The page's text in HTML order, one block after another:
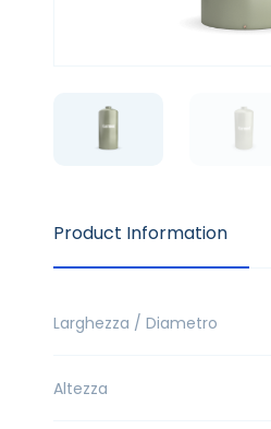
Product Information
Larghezza / Diametro
Altezza